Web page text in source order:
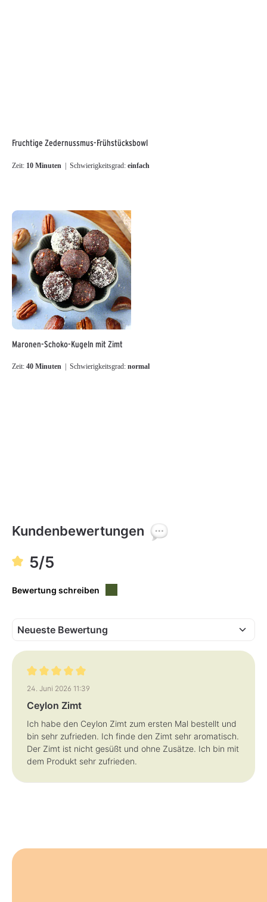
Fruchtige Zedernussmus-Frühstücksbowl
Zeit: 10 Minuten | Schwierigkeitsgrad: einfach
Maronen-Schoko-Kugeln mit Zimt
Zeit: 40 Minuten | Schwierigkeitsgrad: normal
Kundenbewertungen
5/5
Bewertung schreiben
Bewertung mit 5 von 5 Sternen
24. Juni 2026 11:39
Ceylon Zimt
Ich habe den Ceylon Zimt zum ersten Mal bestellt und
bin sehr zufrieden. Ich finde den Zimt sehr aromatisch.
Der Zimt ist nicht gesüßt und ohne Zusätze. Ich bin mit
dem Produkt sehr zufrieden.